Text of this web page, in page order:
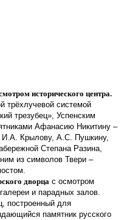
исторического центра.
трёхлучевой системой
трезубец», Успенским
Афанасию Никитину –
И.А. Крылову, А.С. Пушкину,
Степана Разина,
из символов Твери –
дворца с осмотром
и парадных залов.
построенный для
памятник русского